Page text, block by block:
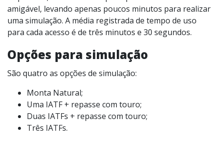
amigável, levando apenas poucos minutos para realizar
uma simulação. A média registrada de tempo de uso
para cada acesso é de três minutos e 30 segundos.
Opções para simulação
São quatro as opções de simulação:
Monta Natural;
Uma IATF + repasse com touro;
Duas IATFs + repasse com touro;
Três IATFs.